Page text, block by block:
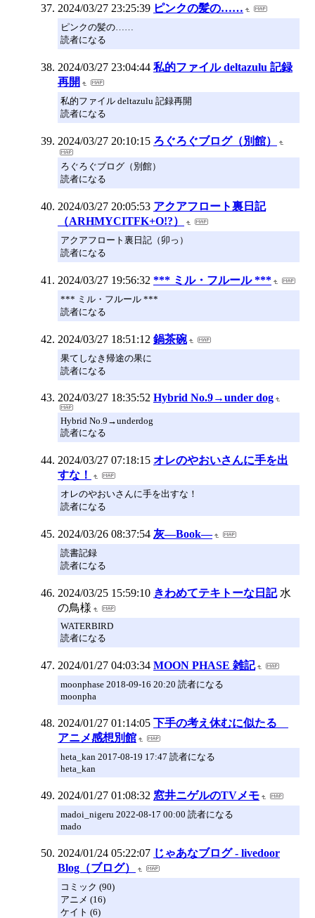
2024/03/27 23:25:39 ピンクの髪の……
ピンクの髪の……
読者になる
2024/03/27 23:04:44 私的ファイル deltazulu 記録
再開
私的ファイル deltazulu 記録再開
読者になる
2024/03/27 20:10:15 ろぐろぐブログ（別館）
ろぐろぐブログ（別館）
読者になる
2024/03/27 20:05:53 アクアフロート裏日記
（ARHMYCITFK+O!?）
アクアフロート裏日記（卯っ）
読者になる
2024/03/27 19:56:32 *** ミル・フルール ***
*** ミル・フルール ***
読者になる
2024/03/27 18:51:12 鍋茶碗
果てしなき帰途の果に
読者になる
2024/03/27 18:35:52 Hybrid No.9→under dog
Hybrid No.9→underdog
読者になる
2024/03/27 07:18:15 オレのやおいさんに手を出
すな！
オレのやおいさんに手を出すな！
読者になる
2024/03/26 08:37:54 灰―Book―
読書記録
読者になる
2024/03/25 15:59:10 きわめてテキトーな日記 水
の鳥様
WATERBIRD
読者になる
2024/01/27 04:03:34 MOON PHASE 雑記
moonphase 2018-09-16 20:20 読者になる
moonpha
2024/01/27 01:14:05 下手の考え休むに似たる
アニメ感想別館
heta_kan 2017-08-19 17:47 読者になる
heta_kan
2024/01/27 01:08:32 窓井ニゲルのTVメモ
madoi_nigeru 2022-08-17 00:00 読者になる
mado
2024/01/24 05:22:07 じゃあなブログ - livedoor
Blog（ブログ）
コミック (90)
アニメ (16)
ケイト (6)